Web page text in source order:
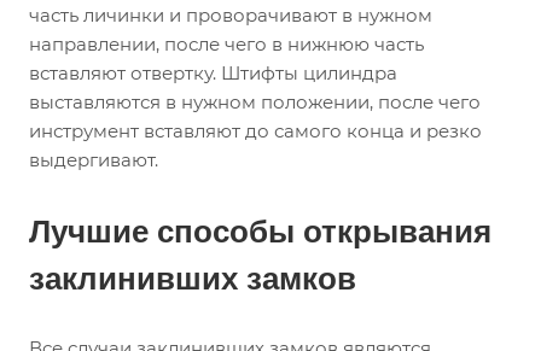
часть личинки и проворачивают в нужном
направлении, после чего в нижнюю часть
вставляют отвертку. Штифты цилиндра
выставляются в нужном положении, после чего
инструмент вставляют до самого конца и резко
выдергивают.
Лучшие способы открывания
заклинивших замков